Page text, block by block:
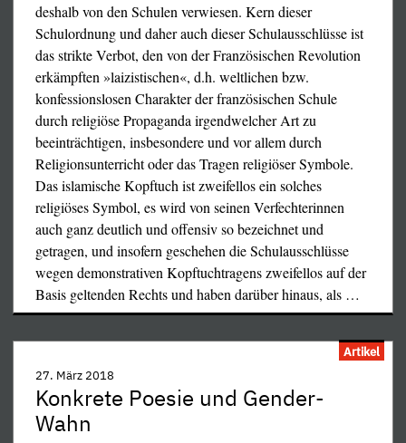
Übersetzung der Forderungen aus der oben verlinkten
Petition:
Polizeischutz für Mila, 16, in Lebensgefahr, weil sie den
Islam kritisiert hat. Wir fordern deshalb:
· Daß ein ständiger Polizeischutz eingerichtet wird, um
Milas Leben langfristig zu schützen...
· Daß das Nationale Bildungsministerium exemplarische
Maßnahmen gegen die Schüler ergreift, die Mila belästigt
haben.
· Exemplarische Bestrafung aller Personen, die
Todesdrohungen, Drohungen von Vergewaltigung und
körperlicher Gewalt ausgestoßen haben sowie gegen die
sozialen Netzwerke, die Milas Peinigern eine große
Öffentlichkeit beschert haben.
Mädchens für ihre Vorstellungen von Religion bedrohen,
müssen bestraft werden. Die Republik muß die
Meinungsfreiheit garantieren und das Leben derer
schützen, die sie ausüben.
hauptsächlich wegen der Tellkamp/Grünbein-Diskussion,
um welche später z. B. der SPIEGEL noch lange
schleimig oder zuckersüß herumeierte, teils aber auch,
weil die vom Staatsapparat im Stich gelassenen, als
Pogromopfer vorgesehenen Verlage ungeheure Opfer und
viel Disziplin aufbrachten, um ihr Eigentum und ihre
Präsentationsmöglichkeit zu schützen. Die Abwendung
der angerückten Gewalttätertrupps, deren Megaphone etc.
höchst wundersam all die superscharfen Taschenkontrollen
an den Eingängen passiert hatten, gelang nur knapp und
gesetzestreuer war als den staatlichen und halbstaatlichen
Hintermännern lieb war. (Dank an alle Polizisten, die sich
weisungswidrig an ihren Diensteid erinnerten – es gab
solche auch im 3. Reich, die dadurch einer ganzen Menge
deshalb von den Schulen verwiesen. Kern dieser
Schulordnung und daher auch dieser Schulausschlüsse ist
das strikte Verbot, den von der Französischen Revolution
erkämpften »laizistischen«, d.h. weltlichen bzw.
konfessionslosen Charakter der französischen Schule
durch religiöse Propaganda irgendwelcher Art zu
beeinträchtigen, insbesondere und vor allem durch
Religionsunterricht oder das Tragen religiöser Symbole.
Das islamische Kopftuch ist zweifellos ein solches
religiöses Symbol, es wird von seinen Verfechterinnen
auch ganz deutlich und offensiv so bezeichnet und
getragen, und insofern geschehen die Schulausschlüsse
wegen demonstrativen Kopftuchtragens zweifellos auf der
Basis geltenden Rechts und haben darüber hinaus, als …
Artikel
27. März 2018
Konkrete Poesie und Gender-
Wahn